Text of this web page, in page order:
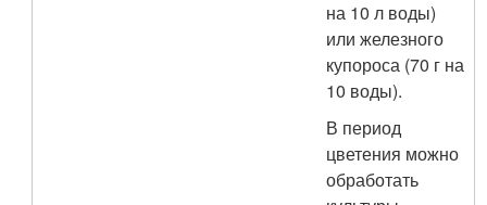
на 10 л воды)
или железного
купороса (70 г на
10 воды).
В период
цветения можно
обработать